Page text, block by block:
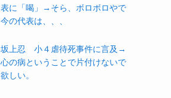
表に「喝」→そら、ボロボロやで
今の代表は、、、
坂上忍 小４虐待死事件に言及→
心の病ということで片付けないで
欲しい。